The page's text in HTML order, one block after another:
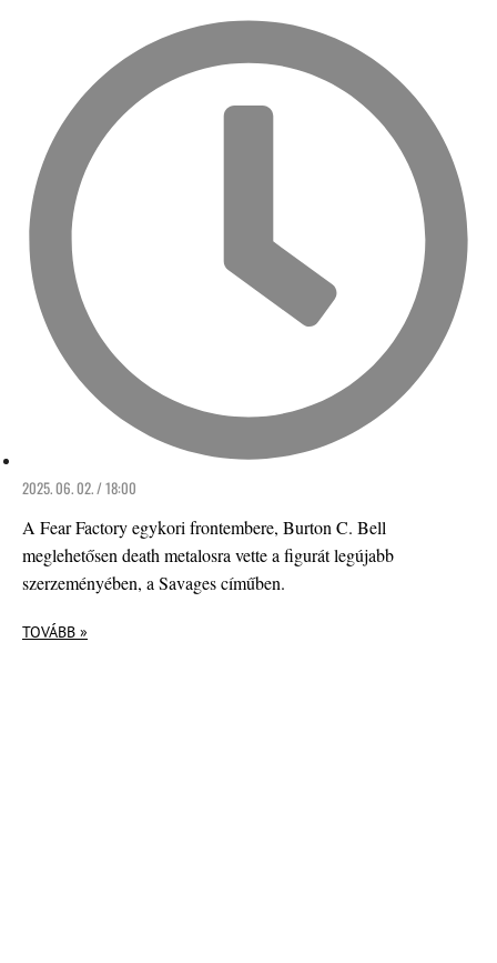
2025. 06. 02. / 18:00
A Fear Factory egykori frontembere, Burton C. Bell
meglehetősen death metalosra vette a figurát legújabb
szerzeményében, a Savages címűben.
TOVÁBB »